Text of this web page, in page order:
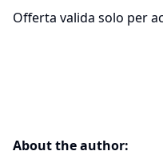
Offerta valida solo per
About the author: